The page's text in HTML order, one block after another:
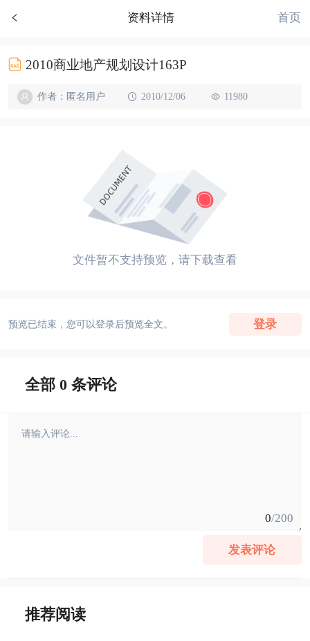
资料详情 首页
2010商业地产规划设计163P
作者：匿名用户 2010/12/06 11980
文件暂不支持预览，请下载查看
预览已结束，您可以登录后预览全文。 登录
全部 0 条评论
0/200
发表评论
推荐阅读